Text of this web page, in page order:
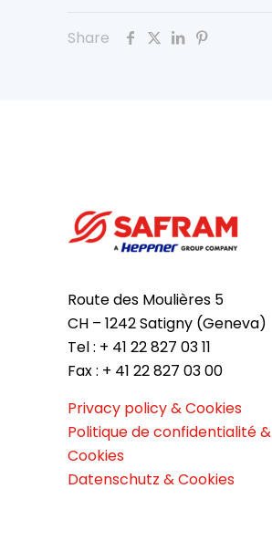
Share
Route des Moulières 5
CH – 1242 Satigny (Geneva)
Tel : + 41 22 827 03 11
Fax : + 41 22 827 03 00
Privacy policy & Cookies
Politique de confidentialité &
Cookies
Datenschutz & Cookies